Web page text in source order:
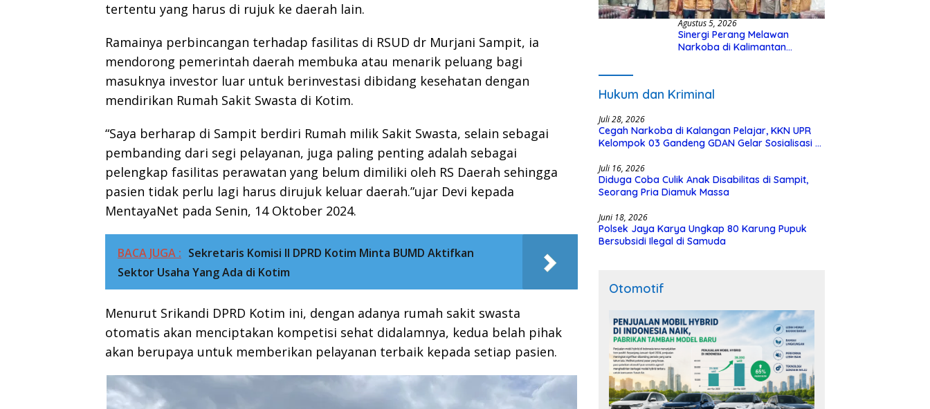
tertentu yang harus di rujuk ke daerah lain.
Ramainya perbincangan terhadap fasilitas di RSUD dr Murjani Sampit, ia
mendorong pemerintah daerah membuka atau menarik peluang bagi
masuknya investor luar untuk berinvestasi dibidang kesehatan dengan
mendirikan Rumah Sakit Swasta di Kotim.
“Saya berharap di Sampit berdiri Rumah milik Sakit Swasta, selain sebagai
pembanding dari segi pelayanan, juga paling penting adalah sebagai
pelengkap fasilitas perawatan yang belum dimiliki oleh RS Daerah sehingga
pasien tidak perlu lagi harus dirujuk keluar daerah.”ujar Devi kepada
MentayaNet pada Senin, 14 Oktober 2024.
BACA JUGA : Sekretaris Komisi II DPRD Kotim Minta BUMD Aktifkan
Sektor Usaha Yang Ada di Kotim
Menurut Srikandi DPRD Kotim ini, dengan adanya rumah sakit swasta
otomatis akan menciptakan kompetisi sehat didalamnya, kedua belah pihak
akan berupaya untuk memberikan pelayanan terbaik kepada setiap pasien.
Agustus 5, 2026
Sinergi Perang Melawan
Narkoba di Kalimantan
Hukum dan Kriminal
Juli 28, 2026
Cegah Narkoba di Kalangan Pelajar, KKN UPR
Kelompok 03 Gandeng GDAN Gelar Sosialisasi di
Juli 16, 2026
Diduga Coba Culik Anak Disabilitas di Sampit,
Seorang Pria Diamuk Massa
Juni 18, 2026
Polsek Jaya Karya Ungkap 80 Karung Pupuk
Bersubsidi Ilegal di Samuda
Otomotif